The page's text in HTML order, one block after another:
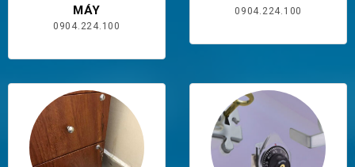
MÁY
0904.224.100
0904.224.100